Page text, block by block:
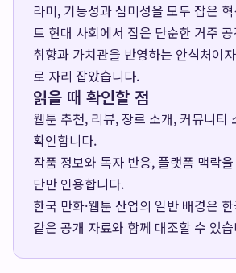
라미, 기능성과 심미성을 모두 잡은
트 현대 사회에서 집은 단순한 거주
취향과 가치관을 반영하는 안식처이
로 자리 잡았습니다.
읽을 때 확인할 점
웹툰 추천, 리뷰, 장르 소개, 커뮤니티
확인합니다.
작품 정보와 독자 반응, 플랫폼 맥락
단만 인용합니다.
한국 만화·웹툰 산업의 일반 배경은
같은 공개 자료와 함께 대조할 수 있